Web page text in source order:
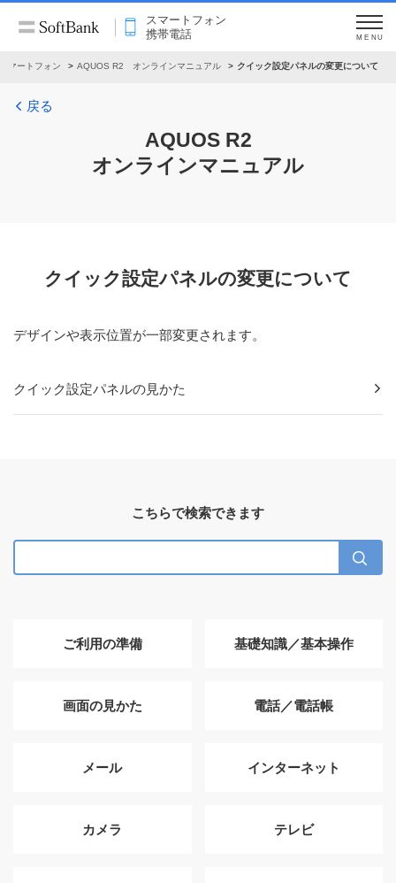
スマートフォン
携帯電話
MENU
スマートフォン AQUOS R2 オンラインマニュアル クイック設定パネルの変更について
戻る
AQUOS R2
オンラインマニュアル
クイック設定パネルの変更について
デザインや表示位置が一部変更されます。
クイック設定パネルの見かた
こちらで検索できます
ご利用の準備 基礎知識／基本操作
画面の見かた 電話／電話帳
メール インターネット
カメラ テレビ